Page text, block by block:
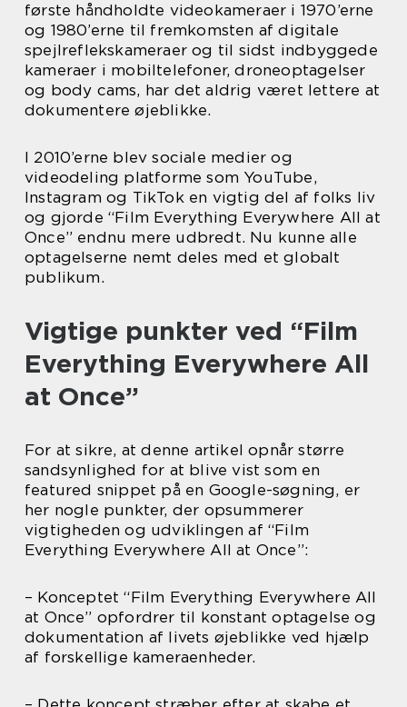
første håndholdte videokameraer i 1970’erne
og 1980’erne til fremkomsten af digitale
spejlreflekskameraer og til sidst indbyggede
kameraer i mobiltelefoner, droneoptagelser
og body cams, har det aldrig været lettere at
dokumentere øjeblikke.
I 2010’erne blev sociale medier og
videodeling platforme som YouTube,
Instagram og TikTok en vigtig del af folks liv
og gjorde “Film Everything Everywhere All at
Once” endnu mere udbredt. Nu kunne alle
optagelserne nemt deles med et globalt
publikum.
Vigtige punkter ved “Film
Everything Everywhere All
at Once”
For at sikre, at denne artikel opnår større
sandsynlighed for at blive vist som en
featured snippet på en Google-søgning, er
her nogle punkter, der opsummerer
vigtigheden og udviklingen af “Film
Everything Everywhere All at Once”:
– Konceptet “Film Everything Everywhere All
at Once” opfordrer til konstant optagelse og
dokumentation af livets øjeblikke ved hjælp
af forskellige kameraenheder.